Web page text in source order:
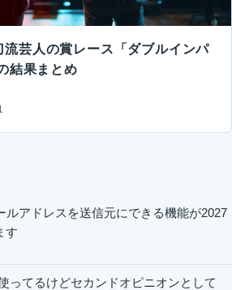
芸人の賞レース「ダブルインパ
結果まとめ
ルアドレスを送信元にできる機能が2027
す
ってるけどセカンドオピニオンとして